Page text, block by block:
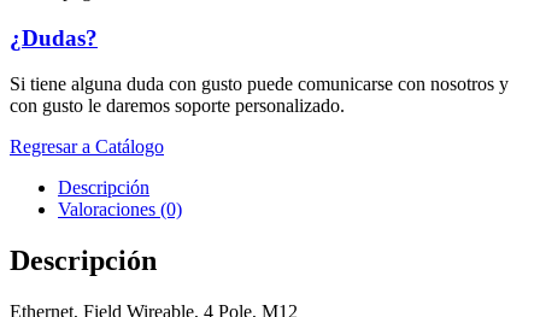
¿Dudas?
Si tiene alguna duda con gusto puede comunicarse con nosotros y
con gusto le daremos soporte personalizado.
Regresar a Catálogo
Descripción
Valoraciones (0)
Descripción
Ethernet, Field Wireable, 4 Pole, M12